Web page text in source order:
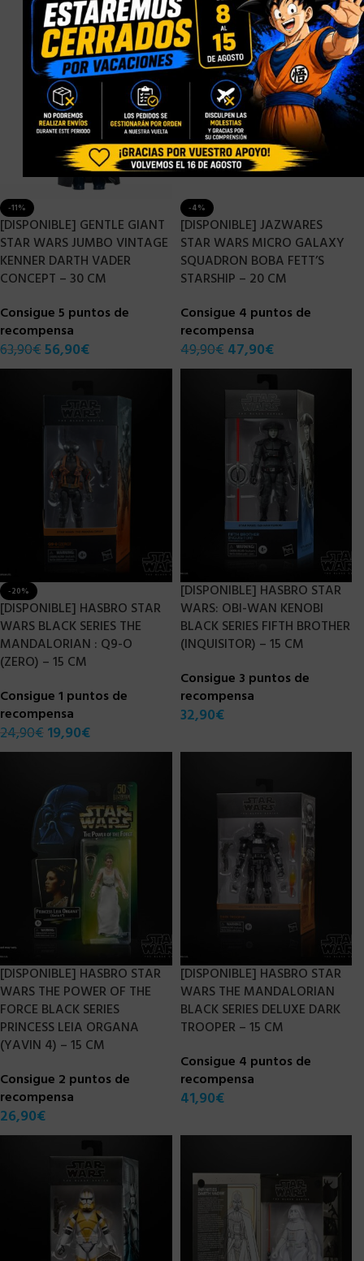
-11%
[DISPONIBLE] GENTLE GIANT
STAR WARS JUMBO VINTAGE
KENNER DARTH VADER
CONCEPT – 30 CM
Consigue 5 puntos de
recompensa
63,90€56,90€
-4%
[DISPONIBLE] JAZWARES
STAR WARS MICRO GALAXY
SQUADRON BOBA FETT’S
STARSHIP – 20 CM
Consigue 4 puntos de
recompensa
49,90€ 47,90€
-20%
[DISPONIBLE] HASBRO STAR
WARS BLACK SERIES THE
MANDALORIAN : Q9-O
(ZERO) – 15 CM
Consigue 1 puntos de
recompensa
24,90€ 19,90€
[DISPONIBLE] HASBRO STAR
WARS: OBI-WAN KENOBI
BLACK SERIES FIFTH BROTHER
(INQUISITOR) – 15 CM
Consigue 3 puntos de
recompensa
32,90€
[DISPONIBLE] HASBRO STAR
WARS THE POWER OF THE
FORCE BLACK SERIES
PRINCESS LEIA ORGANA
(YAVIN 4) – 15 CM
Consigue 2 puntos de
recompensa
26,90€
[DISPONIBLE] HASBRO STAR
WARS THE MANDALORIAN
BLACK SERIES DELUXE DARK
TROOPER – 15 CM
Consigue 4 puntos de
recompensa
41,90€